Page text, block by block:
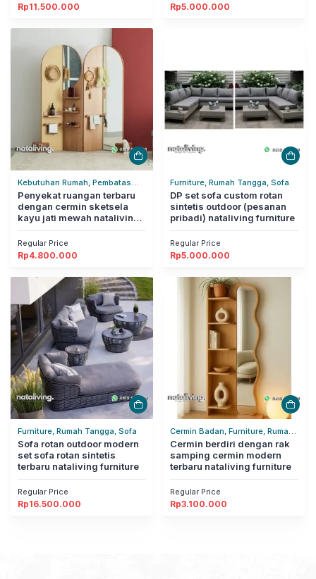
Rp11.500.000 Rp5.000.000
Kebutuhan Rumah, Pembatas
Ruangan, Rumah Tangga
Penyekat ruangan terbaru
dengan cermin sketsela
kayu jati mewah nataliving
Regular Price
Rp4.800.000
Furniture, Rumah Tangga, Sofa
DP set sofa custom rotan
sintetis outdoor (pesanan
pribadi) nataliving furniture
Regular Price
Rp5.000.000
Furniture, Rumah Tangga, Sofa
Sofa rotan outdoor modern
set sofa rotan sintetis
terbaru nataliving furniture
Regular Price
Rp16.500.000
Cermin Badan, Furniture, Rumah
Tangga
Cermin berdiri dengan rak
samping cermin modern
terbaru nataliving furniture
Regular Price
Rp3.100.000